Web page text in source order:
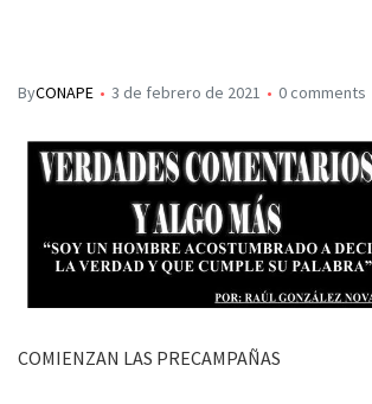
ByCONAPE 3 de febrero de 2021 0 comments
COMIENZAN LAS PRECAMPAÑAS